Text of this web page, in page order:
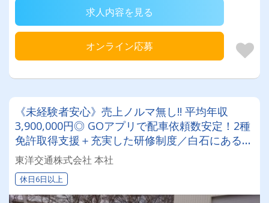
求人内容を見る
オンライン応募
《未経験者安心》売上ノルマ無し!! 平均年収
3,900,000円◎ GOアプリで配車依頼数安定！2種
免許取得支援＋充実した研修制度／白石にあるア
ットフームな雰囲気のタクシー会社☆
東洋交通株式会社 本社
休日6日以上